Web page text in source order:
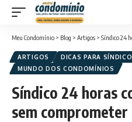
Meu Condomínio > Blog > Artigos > Síndico 24
ARTIGOS
DICAS PARA
MUNDO DOS CONDOMÍNIOS
Síndico 24 horas
sem comprometer